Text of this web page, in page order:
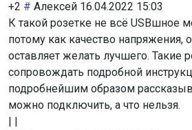
+2 # Алексей 16.04.2022 15:03
К такой розетке не всё USBшное
потому как качество напряжения,
оставляет желать лучшего. Такие
сопровождать подробной
подробнейшим образом
можно подключить, а что нельзя.